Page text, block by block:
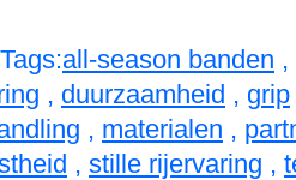
all-season banden ,
, duurzaamheid , grip
, materialen ,
, stille rijervaring ,